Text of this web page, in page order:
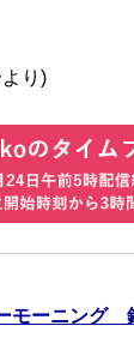
り)
モーニング